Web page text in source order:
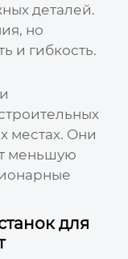
деталей.
но
и гибкость.
местах. Они
меньшую
для